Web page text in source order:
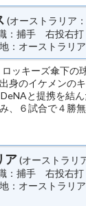
(オーストラリア
：捕手 右投右打
：オーストラリ
ッキーズ傘下の
身のイケメンの
と提携を結
、６試合で４勝
ア(オーストラリ
：捕手 右投右打
：オーストラリ